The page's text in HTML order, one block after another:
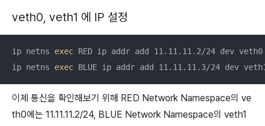
veth0, veth1 에 IP 설정
ip netns exec RED ip addr add 11.11.11.2/24 dev veth0
ip netns exec BLUE ip addr add 11.11.11.3/24 dev
이제 통신을 확인해보기 위해 RED Network Namespace의 ve
th0에는 11.11.11.2/24, BLUE Network Namespace의 veth1